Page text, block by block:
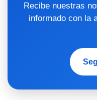
Recibe nuestras
informado con la